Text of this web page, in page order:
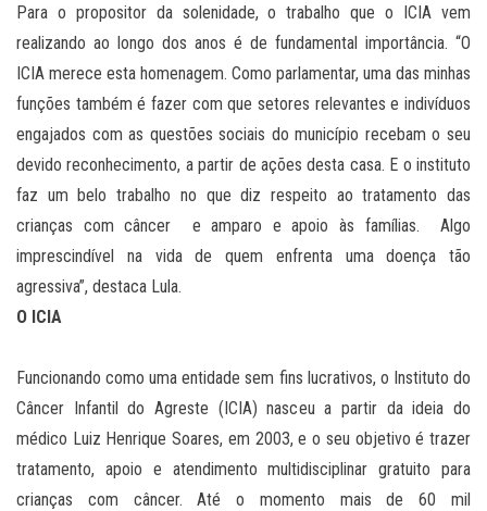
Para o propositor da solenidade, o trabalho que o ICIA vem
realizando ao longo dos anos é de fundamental importância. “O
ICIA merece esta homenagem. Como parlamentar, uma das minhas
funções também é fazer com que setores relevantes e indivíduos
engajados com as questões sociais do município recebam o seu
devido reconhecimento, a partir de ações desta casa. E o instituto
faz um belo trabalho no que diz respeito ao tratamento das
crianças com câncer e amparo e apoio às famílias. Algo
imprescindível na vida de quem enfrenta uma doença tão
agressiva”, destaca Lula.
O ICIA
Funcionando como uma entidade sem fins lucrativos, o Instituto do
Câncer Infantil do Agreste (ICIA) nasceu a partir da ideia do
médico Luiz Henrique Soares, em 2003, e o seu objetivo é trazer
tratamento, apoio e atendimento multidisciplinar gratuito para
crianças com câncer. Até o momento mais de 60 mil